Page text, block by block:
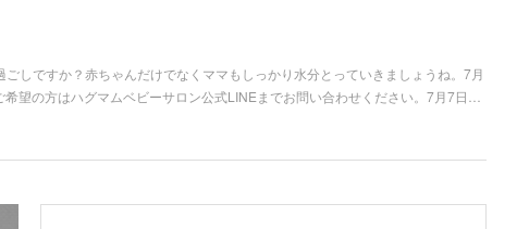
しですか？赤ちゃんだけでなくママもしっかり水分とっていきましょうね。7月
望の方はハグマムベビーサロン公式LINEまでお問い合わせください。7月7日…